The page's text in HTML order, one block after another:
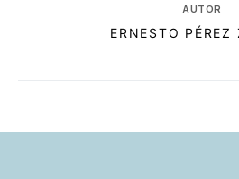
AUTOR
ERNESTO PÉREZ